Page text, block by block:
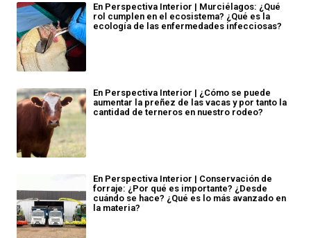
En Perspectiva Interior | Murciélagos: ¿Qué
rol cumplen en el ecosistema? ¿Qué es la
ecología de las enfermedades infecciosas?
En Perspectiva Interior | ¿Cómo se puede
aumentar la preñez de las vacas y por tanto la
cantidad de terneros en nuestro rodeo?
En Perspectiva Interior | Conservación de
forraje: ¿Por qué es importante? ¿Desde
cuándo se hace? ¿Qué es lo más avanzado en
la materia?